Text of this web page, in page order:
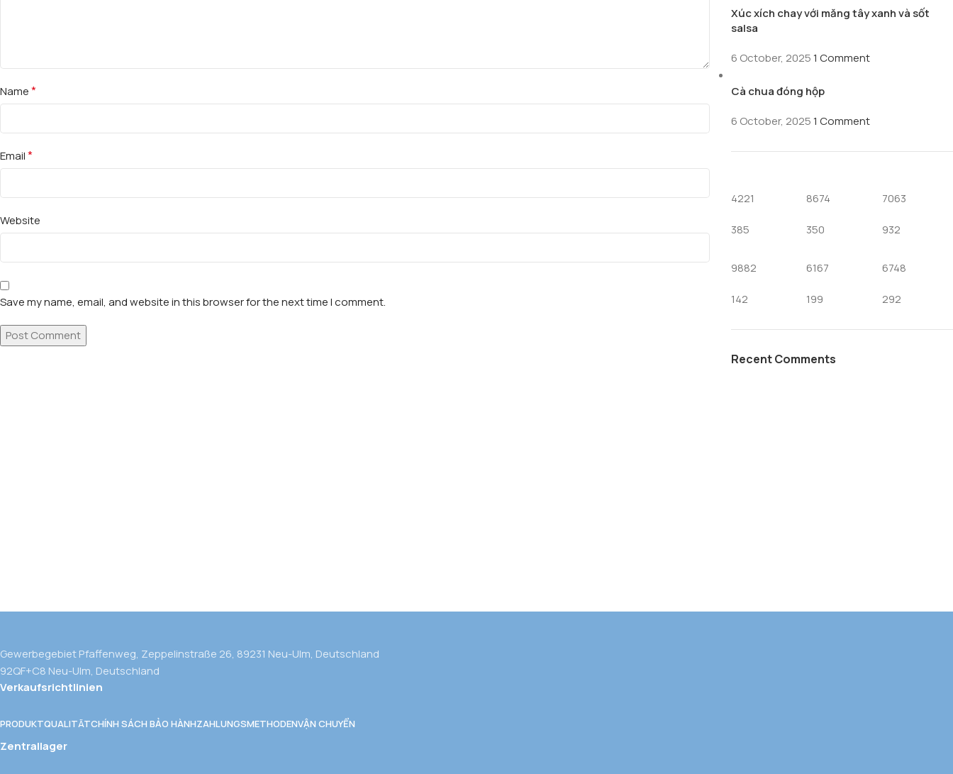
Name*
Email*
Website
Save my name, email, and website in this browser for the next time I comment.
Xúc xích chay với măng tây xanh và sốt
salsa
6 October, 20251 Comment
Cà chua đóng hộp
6 October, 20251 Comment
4221
385
8674
350
7063
932
9882
142
6167
199
6748
292
Recent Comments
Gewerbegebiet Pfaffenweg, Zeppelinstraße 26, 89231 Neu-Ulm, Deutschland
92QF+C8 Neu-Ulm, Deutschland
Verkaufsrichtlinien
PRODUKTQUALITÄTCHÍNH SÁCH BẢO HÀNHZAHLUNGSMETHODENVẬN CHUYỂN
Zentrallager